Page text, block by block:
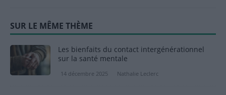
SUR LE MÊME THÈME
Les bienfaits du contact intergénérationnel
sur la santé mentale
14 décembre 2025 Nathalie Leclerc